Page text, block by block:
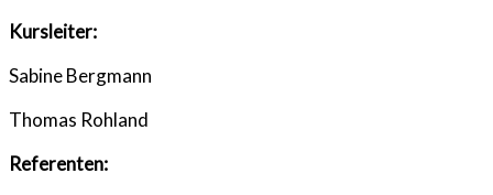
Kursleiter:
Sabine Bergmann
Thomas Rohland
Referenten: